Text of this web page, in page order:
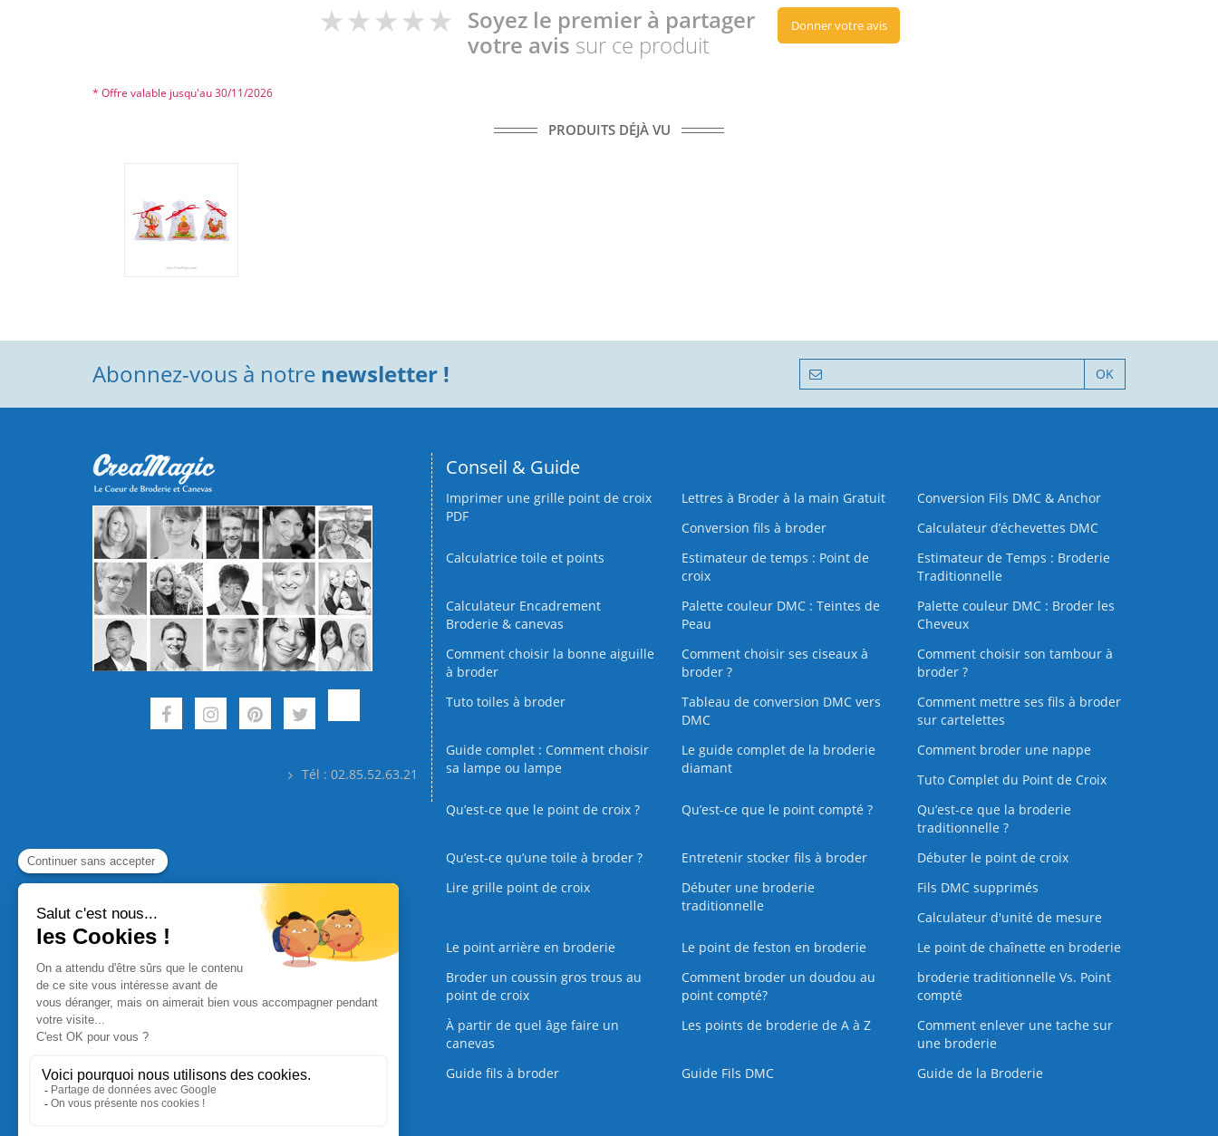
Soyez le premier à partager
votre avis sur ce produit
Donner votre avis
* Offre valable jusqu'au 30/11/2026
PRODUITS DÉJÀ VU
Abonnez-vous à notre newsletter ! OK
Tél : 02.85.52.63.21
Conseil & Guide
Imprimer une grille point de croix
PDF
Lettres à Broder à la main Gratuit
Conversion Fils DMC & Anchor
Conversion fils à broder
Calculateur d’échevettes DMC
Calculatrice toile et points
Estimateur de temps : Point de
croix
Estimateur de Temps : Broderie
Traditionnelle
Calculateur Encadrement
Broderie & canevas
Palette couleur DMC : Teintes de
Peau
Palette couleur DMC : Broder les
Cheveux
Comment choisir la bonne aiguille
à broder
Comment choisir ses ciseaux à
broder ?
Comment choisir son tambour à
broder ?
Tuto toiles à broder
Tableau de conversion DMC vers
DMC
Comment mettre ses fils à broder
sur cartelettes
Guide complet : Comment choisir
sa lampe ou lampe
Le guide complet de la broderie
diamant
Comment broder une nappe
Tuto Complet du Point de Croix
Qu’est-ce que le point de croix ?
Qu’est-ce que le point compté ?
Qu’est-ce que la broderie
traditionnelle ?
Qu’est‑ce qu’une toile à broder ?
Entretenir stocker fils à broder
Débuter le point de croix
Lire grille point de croix
Débuter une broderie
traditionnelle
Fils DMC supprimés
Calculateur d'unité de mesure
Le point arrière en broderie
Le point de feston en broderie
Le point de chaînette en broderie
Broder un coussin gros trous au
point de croix
Comment broder un doudou au
point compté?
broderie traditionnelle Vs. Point
compté
À partir de quel âge faire un
canevas
Les points de broderie de A à Z
Comment enlever une tache sur
une broderie
Guide fils à broder
Guide Fils DMC Guide de la Broderie